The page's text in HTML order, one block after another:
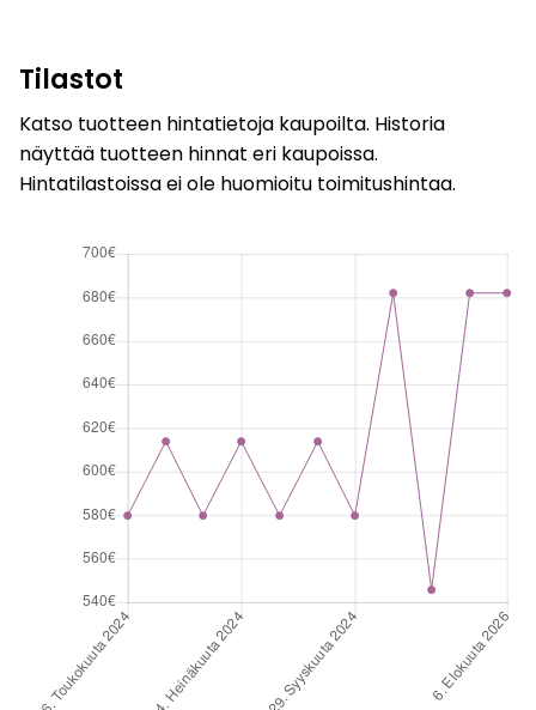
Tilastot
Katso tuotteen hintatietoja kaupoilta. Historia
näyttää tuotteen hinnat eri kaupoissa.
Hintatilastoissa ei ole huomioitu toimitushintaa.